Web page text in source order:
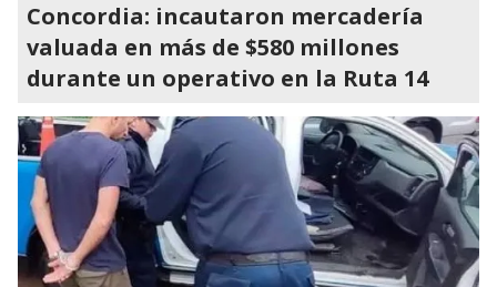
Concordia: incautaron mercadería
valuada en más de $580 millones
durante un operativo en la Ruta 14